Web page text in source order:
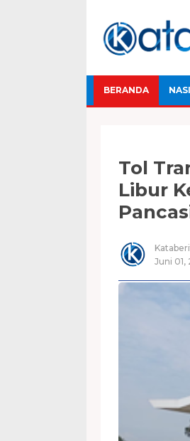
BERANDA
Tol
Libur
Juni 01,